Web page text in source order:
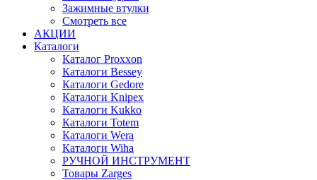
Зажимные втулки
Смотреть все
АКЦИИ
Каталоги
Каталог Proxxon
Каталоги Bessey
Каталоги Gedore
Каталоги Knipex
Каталоги Kukko
Каталоги Totem
Каталоги Wera
Каталоги Wiha
РУЧНОЙ ИНСТРУМЕНТ
Товары Zarges